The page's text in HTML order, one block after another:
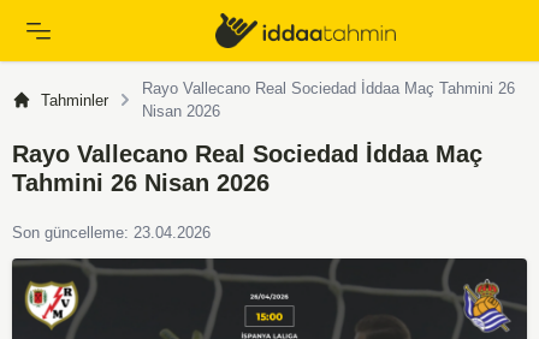
Tahminler
Rayo Vallecano Real Sociedad İddaa Maç Tahmini 26
Nisan 2026
Rayo Vallecano Real Sociedad İddaa Maç
Tahmini 26 Nisan 2026
Son güncelleme: 23.04.2026